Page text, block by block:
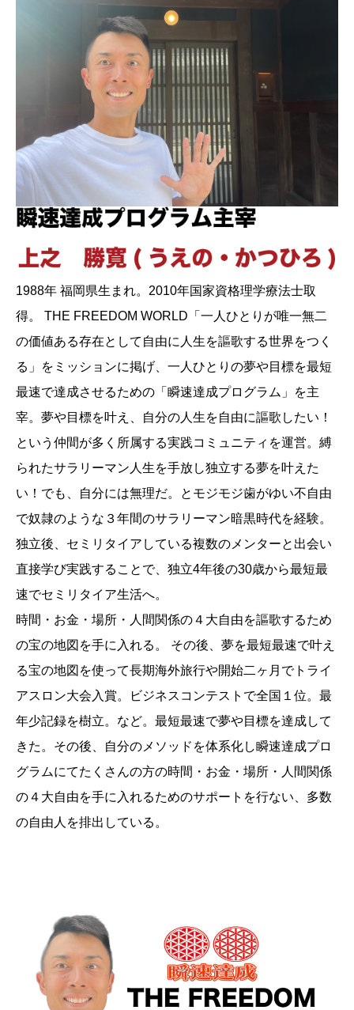
1988年 福岡県生まれ。2010年国家資格理学療法士取
得。 THE FREEDOM WORLD「一人ひとりが唯一無二
の価値ある存在として自由に人生を謳歌する世界をつく
る」をミッションに掲げ、一人ひとりの夢や目標を最短
最速で達成させるための「瞬速達成プログラム」を主
宰。夢や目標を叶え、自分の人生を自由に謳歌したい！
という仲間が多く所属する実践コミュニティを運営。縛
られたサラリーマン人生を手放し独立する夢を叶えた
い！でも、自分には無理だ。とモジモジ歯がゆい不自由
で奴隷のような３年間のサラリーマン暗黒時代を経験。
独立後、セミリタイアしている複数のメンターと出会い
直接学び実践することで、独立4年後の30歳から最短最
速でセミリタイア生活へ。
時間・お金・場所・人間関係の４大自由を謳歌するため
の宝の地図を手に入れる。 その後、夢を最短最速で叶え
る宝の地図を使って長期海外旅行や開始二ヶ月でトライ
アスロン大会入賞。ビジネスコンテストで全国１位。最
年少記録を樹立。など。最短最速で夢や目標を達成して
きた。その後、自分のメソッドを体系化し瞬速達成プロ
グラムにてたくさんの方の時間・お金・場所・人間関係
の４大自由を手に入れるためのサポートを行ない、多数
の自由人を排出している。